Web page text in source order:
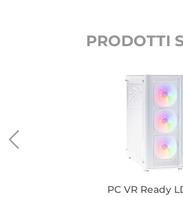
PRODOTTI
PC VR Ready